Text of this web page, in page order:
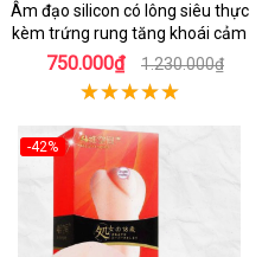
Âm đạo silicon có lông siêu thực
kèm trứng rung tăng khoái cảm
750.000₫ 1.230.000₫
-42%